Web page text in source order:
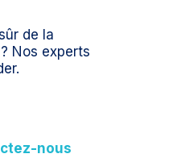
de la
Nos experts
nous